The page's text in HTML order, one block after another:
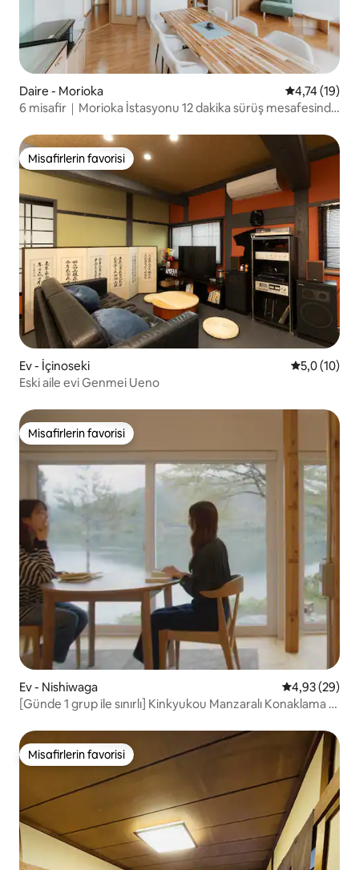
Daire - Morioka 5 üzerinden
4,74 (19)
6 misafir｜Morioka İstasyonu 12 dakika sürüş mesafesinde
Misafirlerin favorisi
Misafirlerin favorisi
Ev - İçinoseki 55,0 (10)
Eski aile evi Genmei Ueno
Misafirlerin favorisi
Misafirlerin favorisi
Ev - Nishiwaga 5 üzerinden
4,93 (29)
[Günde 1 grup ile sınırlı] Kinkyukou Manzaralı Konaklama |
Misafirlerin favorisi
Misafirlerin favorisi